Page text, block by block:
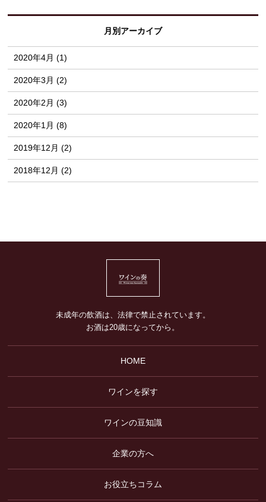
月別アーカイブ
2020年4月 (1)
2020年3月 (2)
2020年2月 (3)
2020年1月 (8)
2019年12月 (2)
2018年12月 (2)
未成年の飲酒は、法律で禁止されています。
お酒は20歳になってから。
HOME
ワインを探す
ワインの豆知識
企業の方へ
お役立ちコラム